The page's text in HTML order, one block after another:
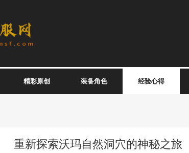
精彩原创 装备角色 经验心得
重新探索沃玛自然洞穴的神秘之旅